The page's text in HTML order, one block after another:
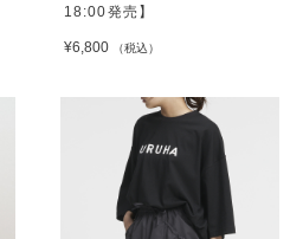
18:00発売】
¥6,800 （税込）